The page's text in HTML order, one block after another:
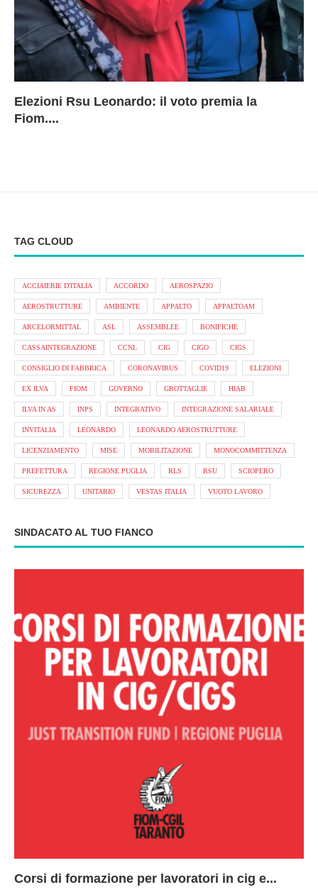
Elezioni Rsu Leonardo: il voto premia la
Fiom....
TAG CLOUD
ACCIAIERIE D'ITALIA ACCORDO AEROSPAZIO
AEROSTRUTTURE AMBIENTE APPALTO APPALTOAM
ARCELORMITTAL ASL ASSEMBLEE BONIFICHE
CASSAINTEGRAZIONE CCNL CIG CIGO CIGS
CONSIGLIO DI FABBRICA CORONAVIRUS COVID19 ELEZIONI
EX ILVA FIOM GOVERNO GROTTAGLIE HIAB
ILVA IN AS INPS INTEGRATIVO INTEGRAZIONE SALARIALE
INVITALIA LEONARDO LEONARDO AEROSTRUTTURE
LICENZIAMENTO MISE MOBILITAZIONE MONOCOMMITTENZA
PREFETTURA REGIONE PUGLIA RLS RSU SCIOPERO
SICUREZZA UNITARIO VESTAS ITALIA VUOTO LAVORO
SINDACATO AL TUO FIANCO
Corsi di formazione per lavoratori in cig e...